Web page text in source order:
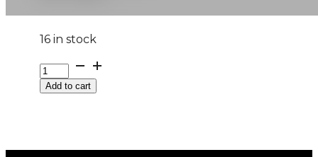
16 in stock
315/80R22.5
DHR-
4Add to cart